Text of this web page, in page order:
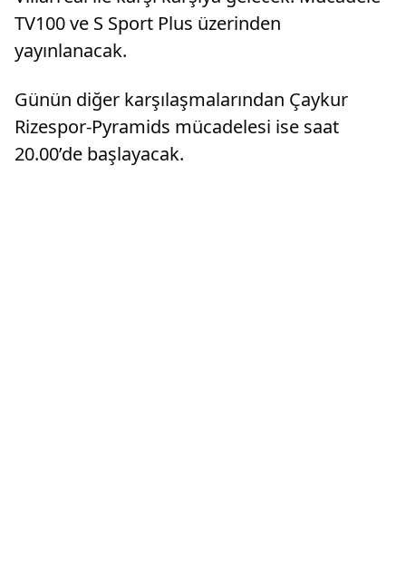
TV100 ve S Sport Plus üzerinden
yayınlanacak.
Günün diğer karşılaşmalarından Çaykur
Rizespor-Pyramids mücadelesi ise saat
20.00’de başlayacak.